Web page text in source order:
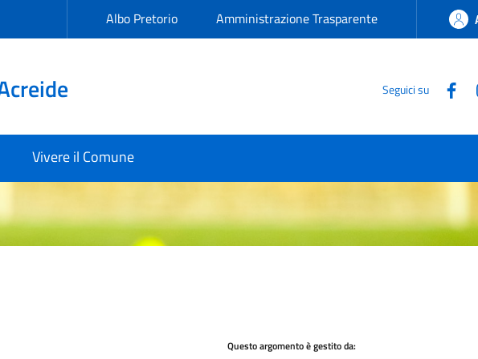
Albo Pretorio Amministrazione Trasparente
Seguici su
Vivere il Comune
Questo argomento è gestito da: